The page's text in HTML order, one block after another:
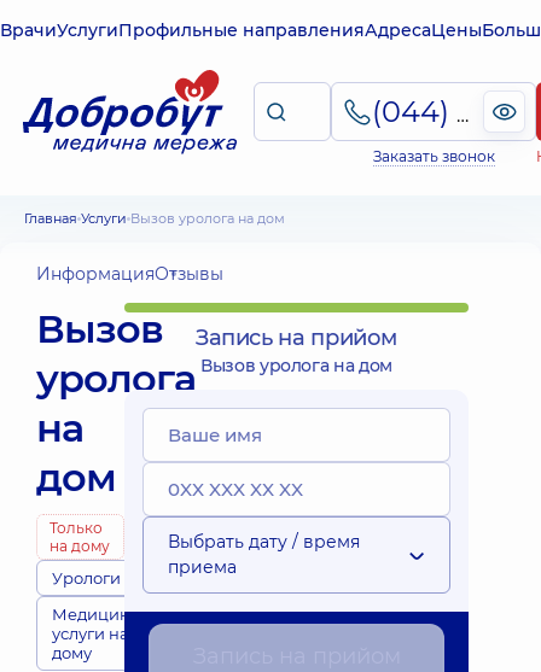
ВрачиУслугиПрофильные направленияАдресаЦены
(044) 495-2-888
Заказать звонок
Главная Услуги Вызов уролога на дом
ИнформацияОтзывы
Вызов
уролога
на
дом
Только
на дому
Урологи
Медицинские
услуги на
дому
Запись на прийом
Вызов уролога на дом
Выбрать дату / время
приема